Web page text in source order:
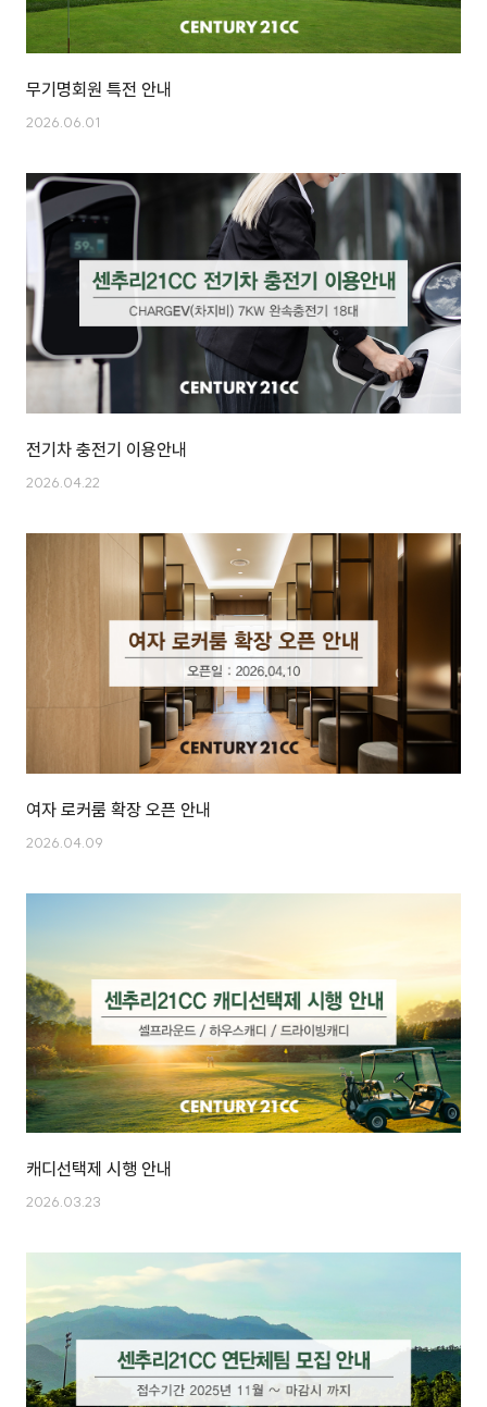
무기명회원 특전 안내
2026.06.01
전기차 충전기 이용안내
2026.04.22
여자 로커룸 확장 오픈 안내
2026.04.09
캐디선택제 시행 안내
2026.03.23